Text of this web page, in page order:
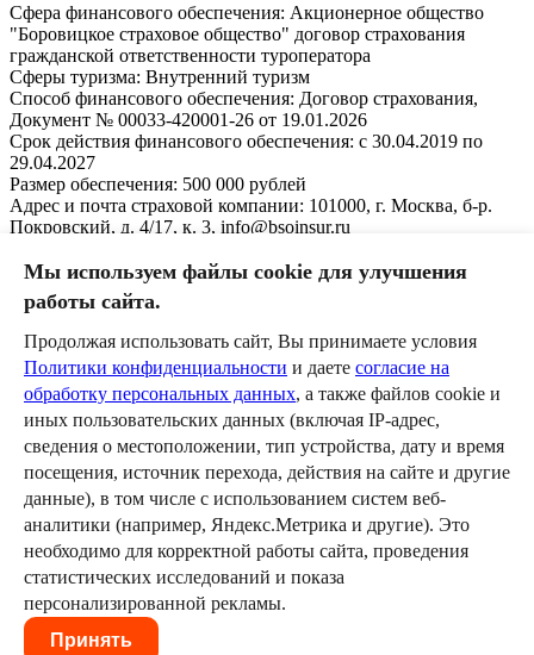
Сфера финансового обеспечения: Акционерное общество
"Боровицкое страховое общество" договор страхования
гражданской ответственности туроператора
Сферы туризма: Внутренний туризм
Способ финансового обеспечения: Договор страхования,
Документ № 00033-420001-26 от 19.01.2026
Срок действия финансового обеспечения: с 30.04.2019 по
29.04.2027
Размер обеспечения: 500 000 рублей
Адрес и почта страховой компании: 101000, г. Москва, б-р.
Покровский, д. 4/17, к. 3, info@bsoinsur.ru
Сфера туроператорской деятельности: внутренний туризм
Дата и номер приказа Федерального агентства по туризму о
внесении сведений в единый федеральный реестр
туроператоров: Дата приказа: 20/05/2019
Номер приказа: 150-Пр-19
© 2026 ООО «Лаборатория Умных
Экскурсий»
Все права защищены
Политика конфиденциальности
Согласие на обработку персональных
Мы используем файлы cookie для улучшения
работы сайта.
Продолжая использовать сайт, Вы принимаете условия
Политики конфиденциальности и даете согласие на
обработку персональных данных, а также файлов cookie и
иных пользовательских данных (включая IP-адрес,
сведения о местоположении, тип устройства, дату и время
посещения, источник перехода, действия на сайте и другие
данные), в том числе с использованием систем веб-
аналитики (например, Яндекс.Метрика и другие). Это
необходимо для корректной работы сайта, проведения
статистических исследований и показа
персонализированной рекламы.
Принять